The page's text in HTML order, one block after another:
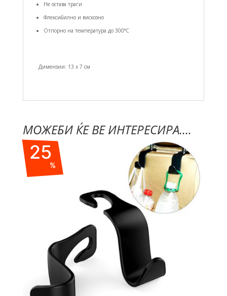
Не остава траги
Флексибилно и вискозно
Отпорно на температура до 300°С
Димензии: 13 x 7 см
МОЖЕБИ ЌЕ ВЕ ИНТЕРЕСИРА....
25
%